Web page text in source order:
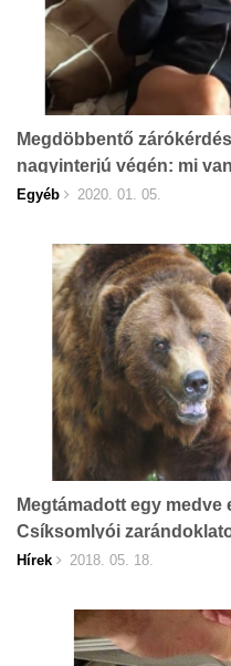
Megdöbbentő
nagyinterjú végén: mi
Egyéb 2020. 01. 05.
Megtámadott egy medve
Csíksomlyói
Hírek 2018. 05. 18.